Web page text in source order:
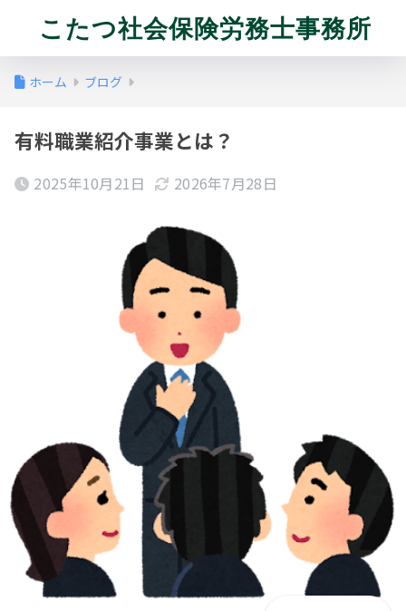
こたつ社会保険労務士事務所
ホーム ブログ
有料職業紹介事業とは？
2025年10月21日 2026年7月28日